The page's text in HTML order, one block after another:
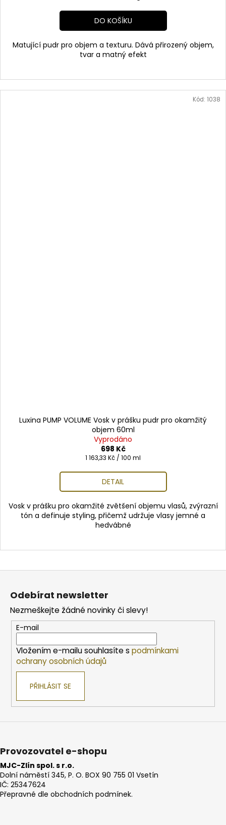
DO KOŠÍKU
Matující pudr pro objem a texturu. Dává přirozený objem,
tvar a matný efekt
Luxina PUMP VOLUME Vosk v prášku pudr pro okamžitý
objem 60ml
Vyprodáno
698 Kč
Měrná
1 163,33 Kč / 100 ml
DETAIL
Vosk v prášku pro okamžité zvětšení objemu vlasů, zvýrazní
tón a definuje styling, přičemž udržuje vlasy jemné a
hedvábné
Kód: 1038
Z
Odebírat newsletter
Nezmeškejte žádné novinky či slevy!
E-mail
Vložením e-mailu souhlasíte s podmínkami
ochrany osobních údajů
PŘIHLÁSIT SE
Provozovatel e-shopu
MJC-Zlín spol. s r.o.
Dolní náměstí 345, P. O. BOX 90 755 01 Vsetín
IČ: 25347624
Přepravné dle obchodních podmínek.